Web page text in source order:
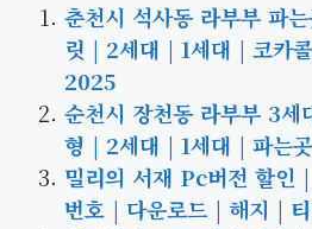
춘천시 석사동 라부부 파
릿 | 2세대 | 1세대 | 코카
2025
순천시 장천동 라부부 3
형 | 2세대 | 1세대 | 파는
밀리의 서재 Pc버전 할인
번호 | 다운로드 | 해지 |